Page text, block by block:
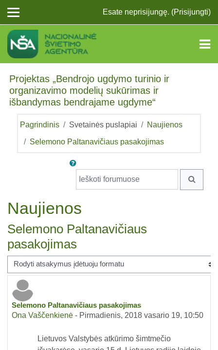
Esate neprisijungę. (Prisijungti)
Projektas „Bendrojo ugdymo turinio ir
organizavimo modelių sukūrimas ir
išbandymas bendrajame ugdyme“
Pagrindinis Svetainės puslapiai Naujienos
Selemono Paltanavičiaus pasakojimas
Ieškoti forumuose
Naujienos
Selemono Paltanavičiaus
pasakojimas
Rodymo režimas
Selemono Paltanavičiaus pasakojimas
Ona Vaščenkienė - Pirmadienis, 2018 vasario 19, 10:50
Atsakymų skaičius: 0
Lietuvos Valstybės atkūrimo šimtmečio